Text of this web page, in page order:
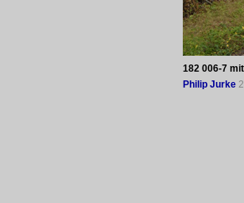
182 006-7
Philip Jurke